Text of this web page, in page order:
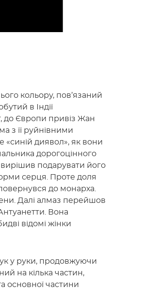
кольору, пов’язаний
в Індії
до Європи привіз Жан
з її руйнівними
«синій диявол», як вони
дорогоцінного
подарувати його
серця. Проте доля
до монарха.
Далі алмаз перейшов
Вона
відомі жінки
у руки, продовжуючи
на кілька частин,
основної частини